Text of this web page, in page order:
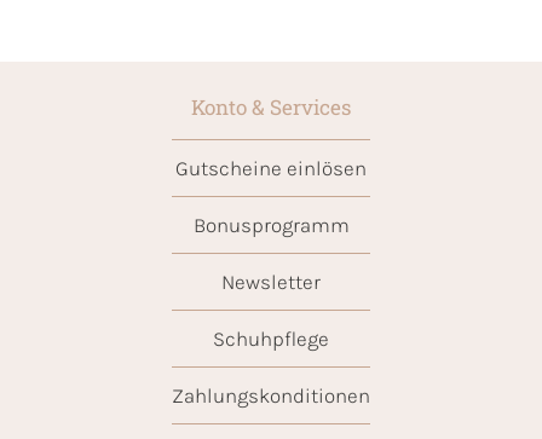
Konto & Services
Gutscheine einlösen
Bonusprogramm
Newsletter
Schuhpflege
Zahlungskonditionen